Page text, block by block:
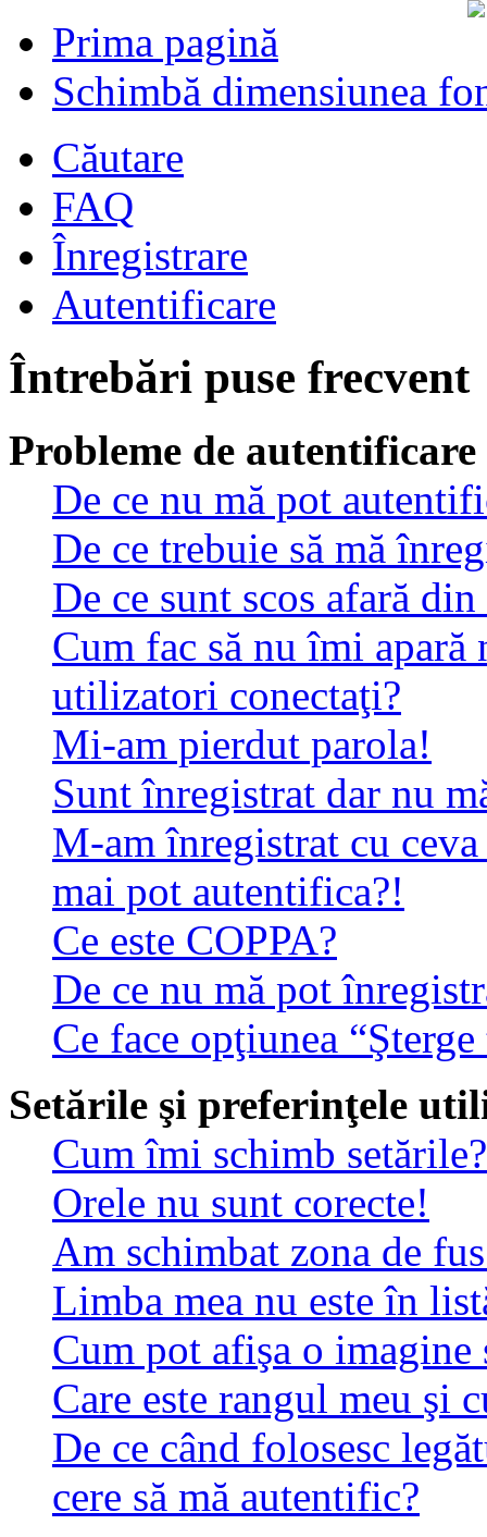
Prima pagină
Schimbă dimensiunea
Căutare
FAQ
Înregistrare
Autentificare
Întrebări puse frecvent
Probleme de
De ce nu mă pot
De ce trebuie să mă
De ce sunt scos afară
Cum fac să nu îmi
utilizatori conectaţi?
Mi-am pierdut parola!
Sunt înregistrat dar nu
M-am înregistrat cu
mai pot autentifica?!
Ce este COPPA?
De ce nu mă pot
Ce face opţiunea
Setările şi preferinţele
Cum îmi schimb setările?
Orele nu sunt corecte!
Am schimbat zona de
Limba mea nu este în
Cum pot afişa o
Care este rangul meu şi
De ce când folosesc
cere să mă autentific?